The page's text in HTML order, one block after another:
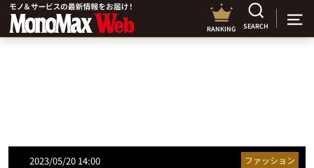
RANKING SEARCH
2023/05/20 14:00 ファッション